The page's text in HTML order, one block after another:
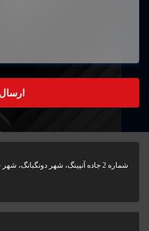
ارسال
شماره 2 جاده آنپینگ، شهر دونگبانگ،